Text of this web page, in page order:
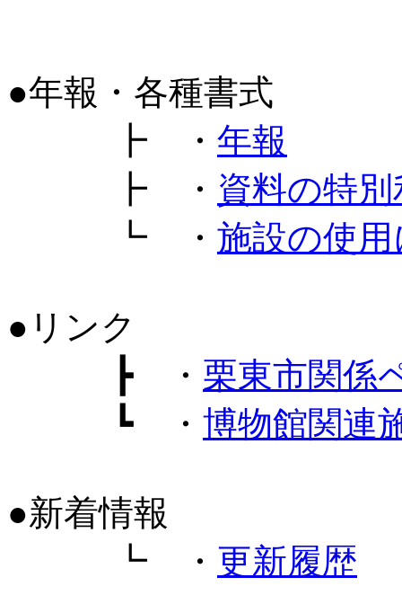
●年報・各種書式
┣ ・ 年報
┣ ・ 資料の特
┗ ・ 施設の使
●リンク
┣ ・ 栗東市関係
┗ ・ 博物館関連
●新着情報
┗ ・ 更新履歴